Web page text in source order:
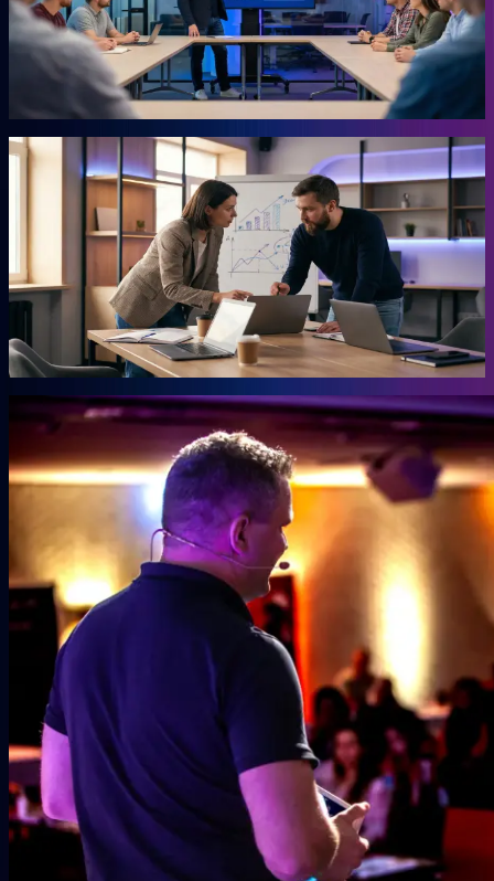
Für Unternehmer, die keine Zeit für Marketing haben und trotzdem
Ergebnisse wollen. Das Studio übernimmt die Arbeit, für die du
sonst eine externe Agentur beauftragen müsstest. Ohne
Agenturpreise, ohne endlose Abstimmungsschleifen.
Mehr erfahren →
Autor
AHEAD Buchserie
Das Playbook für deinen Vorsprung.
Marketing, KI, Lead-Generierung, Empfehlungen. Jedes Buch
beantwortet eine Frage: Wie baust du einen Teil deiner Growth
Engine? Co-geschrieben mit der Erfahrung aus 20 Jahren eigenem
Mehr erfahren →